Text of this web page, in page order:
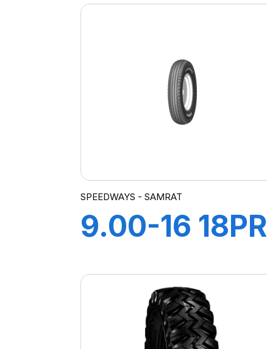
SPEEDWAYS - SAMRAT
9.00-16 18PR
+CH A AIR +
FLAP